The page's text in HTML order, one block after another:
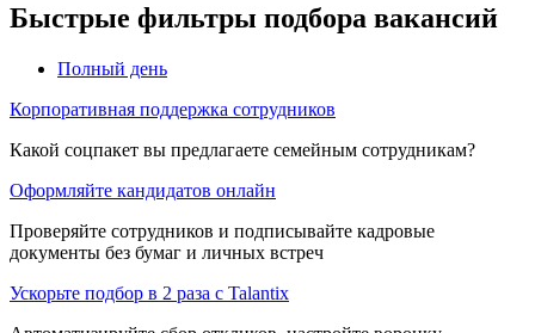
Быстрые фильтры подбора вакансий
Полный день
Корпоративная поддержка сотрудников
Какой соцпакет вы предлагаете семейным сотрудникам?
Оформляйте кандидатов онлайн
Проверяйте сотрудников и подписывайте кадровые
документы без бумаг и личных встреч
Ускорьте подбор в 2 раза с Talantix